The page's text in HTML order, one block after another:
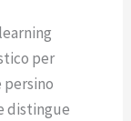
per
persino
distingue